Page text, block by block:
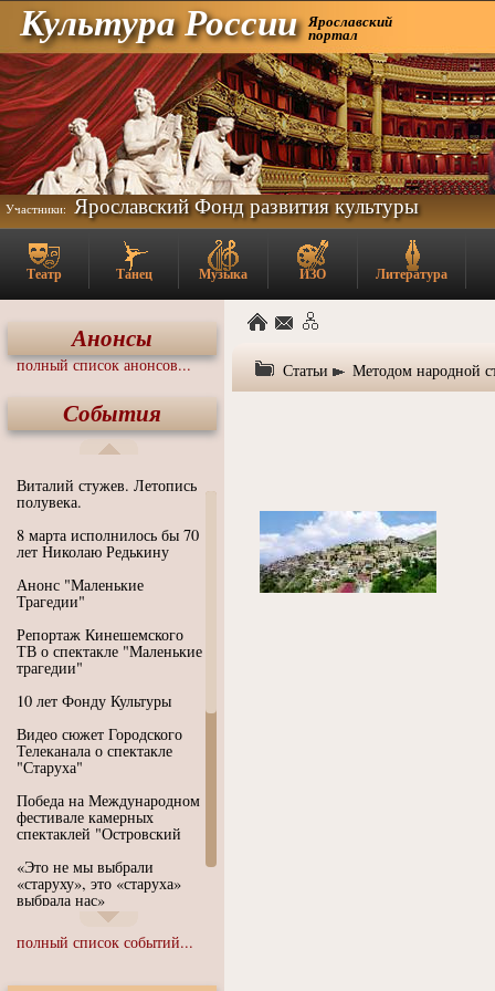
Культура России Ярославский
портал
Участники: Ярославский Фонд развития культуры
Театр Танец Музыка ИЗО Литература
Анонсы
полный список анонсов...
События
Виталий стужев. Летопись
полувека.
8 марта исполнилось бы 70
лет Николаю Редькину
Анонс "Маленькие
Трагедии"
Репортаж Кинешемского
ТВ о спектакле "Маленькие
трагедии"
10 лет Фонду Культуры
Видео сюжет Городского
Телеканала о спектакле
"Старуха"
Победа на Международном
фестивале камерных
спектаклей "Островский
«Это не мы выбрали
«старуху», это «старуха»
выбрала нас»
Иммерсивный спектакль
"Язык чистого полета
полный список событий...
Статьи Методом народной